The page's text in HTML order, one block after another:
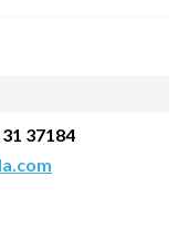
37184